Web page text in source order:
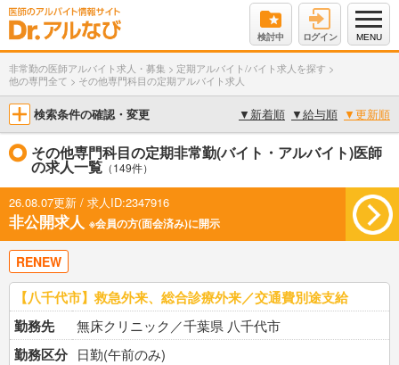
検討中 ログイン MENU
非常勤の医師アルバイト求人・募集 > 定期アルバイト/バイト求人を探す >
他の専門全て > その他専門科目の定期アルバイト求人
検索条件の確認・変更 ▼ 新着順 ▼給与順 ▼更新順
その他専門科目の定期非常勤(バイト・アルバイト)医師
の求人一覧 （149件）
26.08.07更新 / 求人ID:2347916
非公開求人 ※会員の方(面会済み)に開示
RENEW
【八千代市】救急外来、総合診療外来／交通費別途支給
勤務先
無床クリニック／千葉県 八千代市
勤務区分 日勤(午前のみ)